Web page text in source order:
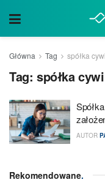
Główna Tag spółka
Tag: spółka
AUTOR
Rekomendowane.